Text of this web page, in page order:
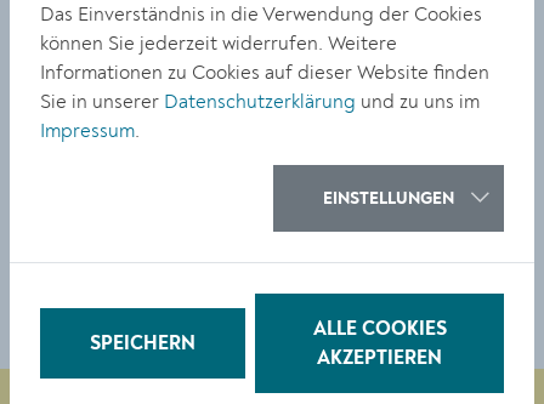
beschilderte Umleitung über Mautern und Palt zum
Kreisverkehr Palt eingerichtet, von dem aus die St.
Pöltner Brücke erreicht werden kann. Diese Umleitung
ermöglicht somit die Überquerung der Donau, Fahrten
nach Krems und in Richtung Zwettl (B37) sowie nach St.
Das Einverständnis in die Verwendung der Cookies
können Sie jederzeit widerrufen. Weitere
Informationen zu Cookies auf dieser Website finden
Sie in unserer Datenschutzerklärung und zu uns im
Impressum.
EINSTELLUNGEN
SPEICHERN
ALLE COOKIES
AKZEPTIEREN